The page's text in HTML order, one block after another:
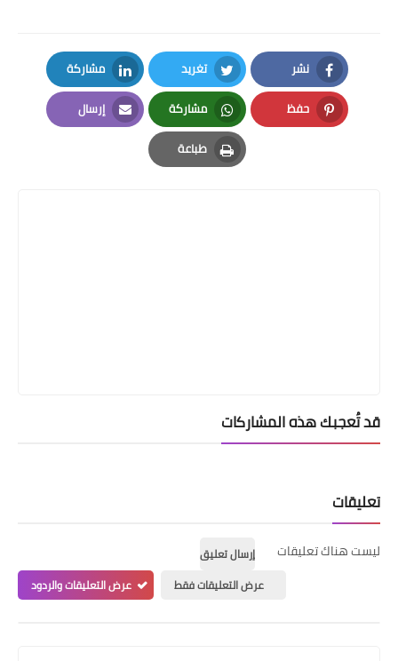
نشر
Facebook
تغريد
Twitter
مشاركة
LinkedIn
حفظ
Pinterest
مشاركة
Whatsapp
إرسال
Email
طباعة
Print
قد تُعجبك هذه المشاركات
تعليقات
ليست هناك تعليقات
إرسال تعليق
عرض التعليقات فقط
عرض التعليقات والردود